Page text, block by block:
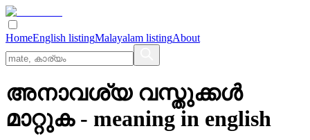
HomeEnglish listingMalayalam listingAbout
അനാവശ്യ വസ്തുക്കള്‍
മാറ്റുക- meaning in english